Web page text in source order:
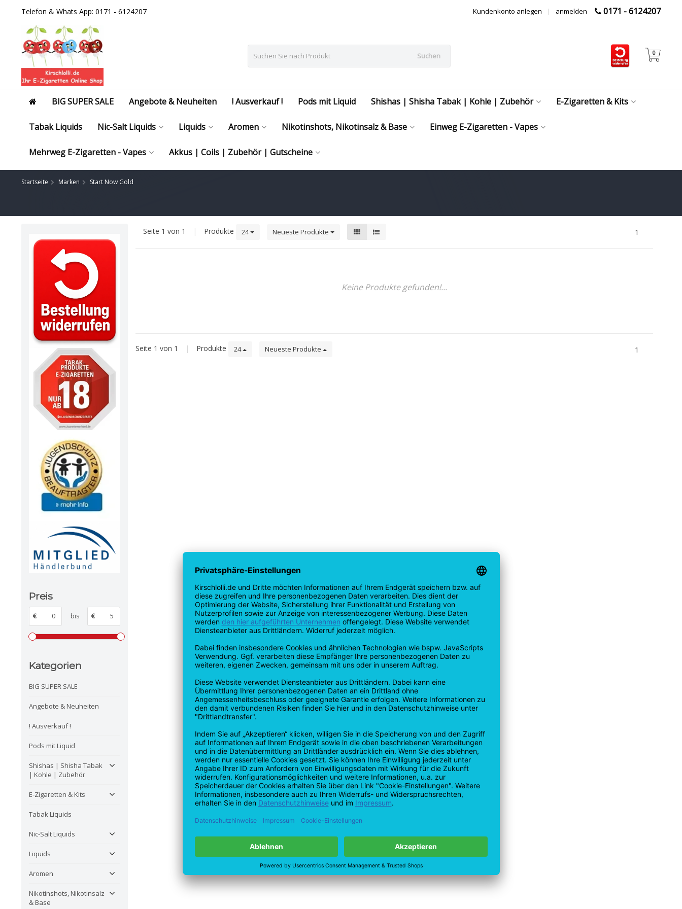
Telefon & Whats App: 0171 - 6124207 0171 - 6124207
anmelden
|
Kundenkonto anlegen
Suchen 0
BIG SUPER SALE Angebote & Neuheiten ! Ausverkauf ! Pods mit Liquid Shishas | Shisha Tabak | Kohle | Zubehör E-Zigaretten & Kits
Tabak Liquids Nic-Salt Liquids Liquids Aromen Nikotinshots, Nikotinsalz & Base Einweg E-Zigaretten - Vapes
Mehrweg E-Zigaretten - Vapes Akkus | Coils | Zubehör | Gutscheine
Startseite Marken Start Now Gold
Preis
€ bis €
Kategorien
BIG SUPER SALE
Angebote & Neuheiten
! Ausverkauf !
Pods mit Liquid
Shishas | Shisha Tabak
| Kohle | Zubehör
E-Zigaretten & Kits
Tabak Liquids
Nic-Salt Liquids
Liquids
Aromen
Nikotinshots, Nikotinsalz
& Base
Seite 1 von 1 | Produkte 24 Neueste Produkte 1
Keine Produkte gefunden!...
Seite 1 von 1 | Produkte 24 Neueste Produkte 1